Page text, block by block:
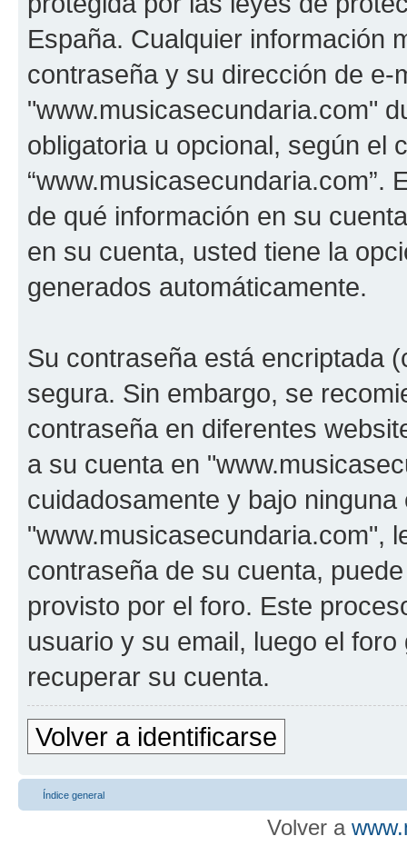
España. Cualquier información
contraseña y su dirección de e-
"www.musicasecundaria.com"
obligatoria u opcional, según el
“www.musicasecundaria.com”.
de qué información en su
en su cuenta, usted tiene la
generados automáticamente.
Su contraseña está encriptada
segura. Sin embargo, se
contraseña en diferentes
a su cuenta en
cuidadosamente y bajo
"www.musicasecundaria.com",
contraseña de su cuenta,
provisto por el foro. Este
usuario y su email, luego el
recuperar su cuenta.
Volver a identificarse
Índice general
Volver a